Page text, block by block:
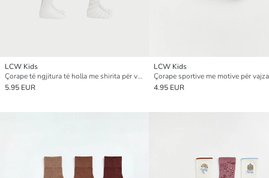
LCW Kids
Çorape të ngjitura të holla me shirita për vajza, 2 pako
5.95 EUR
LCW Kids
4.95 EUR